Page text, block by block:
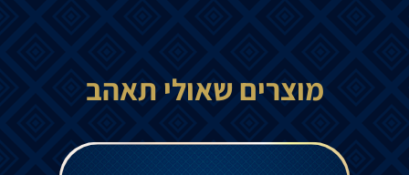
מוצרים שאולי תאהב